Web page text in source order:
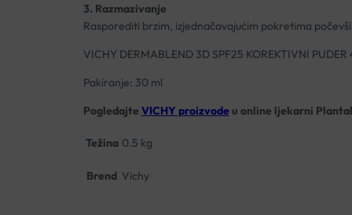
3. Razmazivanje
Rasporediti brzim, izjednačavajućim pokretima
VICHY DERMABLEND 3D SPF25 KOREKTIVNI PUDER
Pakiranje: 30 ml
Pogledajte VICHY proizvodeu online ljekarni
Težina 0.5 kg
Brend Vichy